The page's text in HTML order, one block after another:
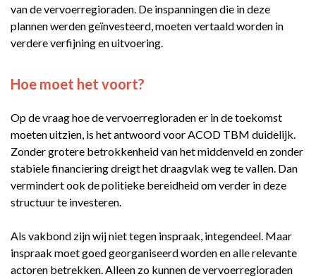
van de vervoerregioraden. De inspanningen die in deze
plannen werden geïnvesteerd, moeten vertaald worden in
verdere verfijning en uitvoering.
Hoe moet het voort?
Op de vraag hoe de vervoerregioraden er in de toekomst
moeten uitzien, is het antwoord voor ACOD TBM duidelijk.
Zonder grotere betrokkenheid van het middenveld en zonder
stabiele financiering dreigt het draagvlak weg te vallen. Dan
vermindert ook de politieke bereidheid om verder in deze
structuur te investeren.
Als vakbond zijn wij niet tegen inspraak, integendeel. Maar
inspraak moet goed georganiseerd worden en alle relevante
actoren betrekken. Alleen zo kunnen de vervoerregioraden